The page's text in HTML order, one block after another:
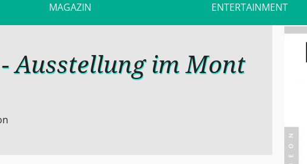
MAGAZIN ENTERTAINMENT
Ausstellung im Mont